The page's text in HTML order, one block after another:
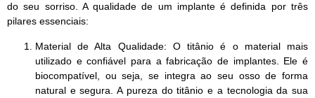
do seu sorriso. A qualidade de um implante é definida por três
pilares essenciais:
Material de Alta Qualidade: O titânio é o material mais
utilizado e confiável para a fabricação de implantes. Ele é
biocompatível, ou seja, se integra ao seu osso de forma
natural e segura. A pureza do titânio e a tecnologia da sua